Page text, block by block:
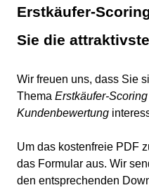
Erstkäufer-
Sie die
Wir freuen uns, dass Sie
Thema Erstkäufer-
Kundenbewertung
Um das kostenfreie PDF
das Formular aus. Wir
den entsprechenden